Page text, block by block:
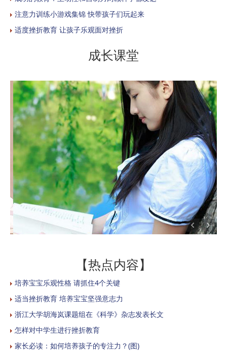
注意力训练小游戏集锦 快带孩子们玩起来
适度挫折教育 让孩子乐观面对挫折
成长课堂
【热点内容】
培养宝宝乐观性格 请抓住4个关键
适当挫折教育 培养宝宝坚强意志力
浙江大学胡海岚课题组在《科学》杂志发表长文
怎样对中学生进行挫折教育
家长必读：如何培养孩子的专注力？(图)